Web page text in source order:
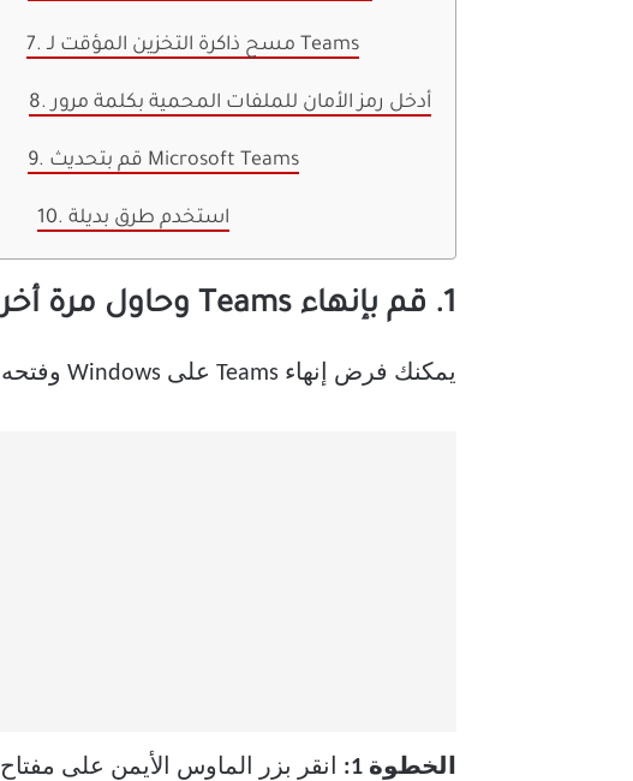
7. مسح ذاكرة التخزين المؤقت لـ Teams
8. أدخل رمز الأمان للملفات المحمية بكلمة مرور
9. قم بتحديث Microsoft Teams
10. استخدم طرق بديلة
1. قم بإنهاء Teams وحاول مرة أخرى
يمكنك فرض إنهاء Teams على Windows وفتحه مرة أخرى ومحاولة تحميل الملفات المستلمة. هذا ما عليك القيام به.
الخطوة 1: انقر بزر الماوس الأيمن على مفتاح Windows وافتح قائمة